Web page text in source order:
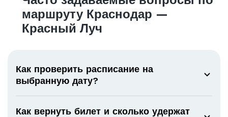
маршруту Краснодар —
Красный Луч
Как проверить расписание на
выбранную дату?
Как вернуть билет и сколько удержат